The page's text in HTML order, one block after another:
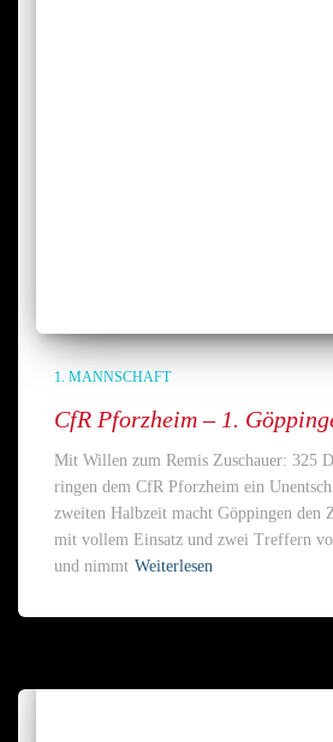
1. MANNSCHAFT
CfR Pforzheim – 1.
Mit Willen zum Remis Zuschauer: 325
ringen dem CfR Pforzheim ein
zweiten Halbzeit macht Göppingen den
mit vollem Einsatz und zwei Treffern
und nimmt Weiterlesen